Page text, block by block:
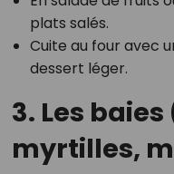
plats salés.
Cuite au four avec
dessert léger.
3. Les
myrtilles,